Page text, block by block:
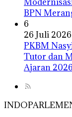
BPN
6
26 Juli 2026
PKBM
Tutor dan
Ajaran